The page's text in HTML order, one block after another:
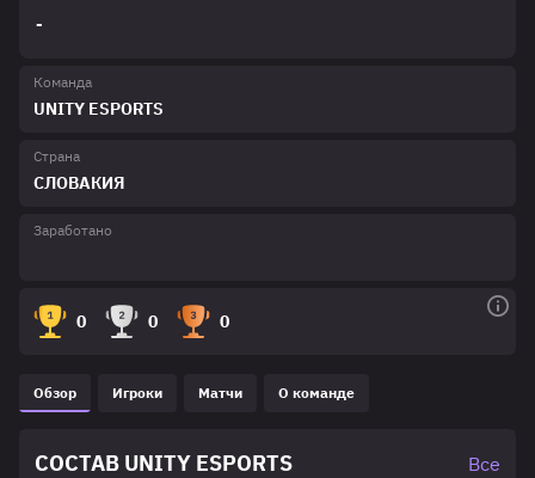
-
Команда
UNITY ESPORTS
Страна
СЛОВАКИЯ
Заработано
0 0 0
Обзор Игроки Матчи О команде
СОСТАВ UNITY ESPORTS Все